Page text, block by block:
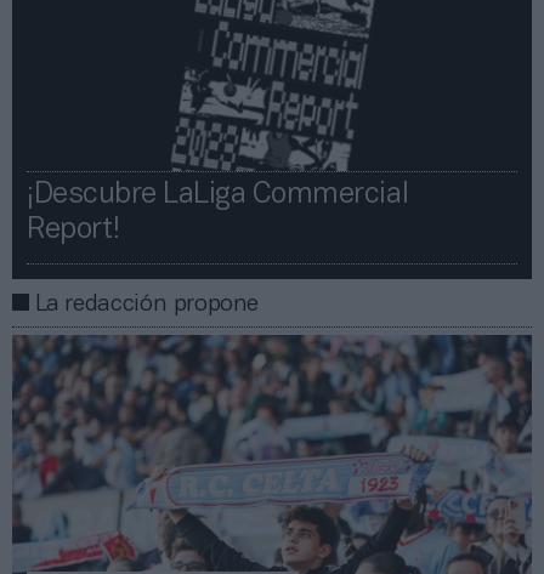
¡Descubre LaLiga Commercial
Report!​​
La redacción propone